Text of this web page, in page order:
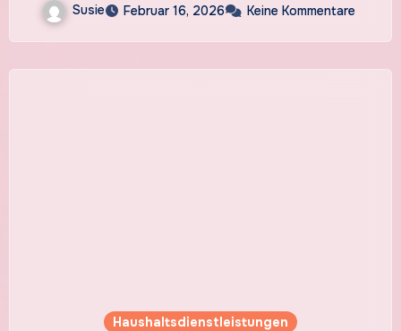
Susie Februar 16, 2026 Keine Kommentare
Haushaltsdienstleistungen